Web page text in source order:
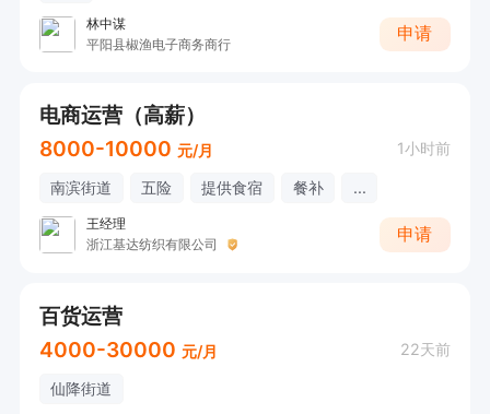
林中谋
平阳县椒渔电子商务商行
申请
电商运营（高薪）
8000-10000 元/月 1小时前
南滨街道 五险 提供食宿 餐补 ...
王经理
浙江基达纺织有限公司
申请
百货运营
4000-30000 元/月 22天前
仙降街道